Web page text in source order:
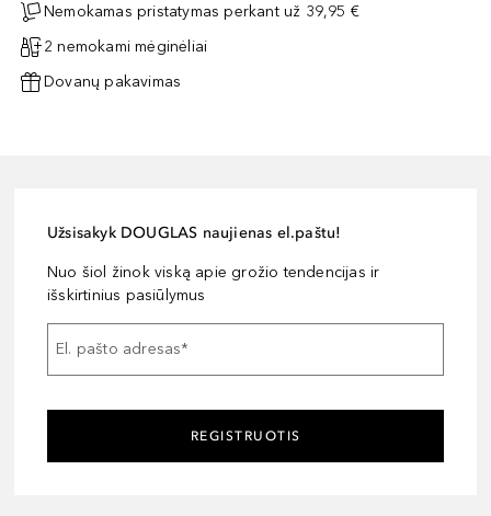
Nemokamas pristatymas perkant už 39,95 €
2 nemokami mėginėliai
Dovanų pakavimas
Užsisakyk DOUGLAS naujienas el.paštu!
Nuo šiol žinok viską apie grožio tendencijas ir
išskirtinius pasiūlymus
El. pašto adresas*
REGISTRUOTIS